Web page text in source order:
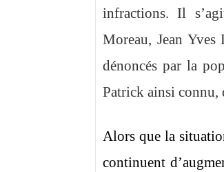
infractions. Il
Moreau, Jean
dénoncés par la
Patrick ainsi connu,
Alors que la
continuent